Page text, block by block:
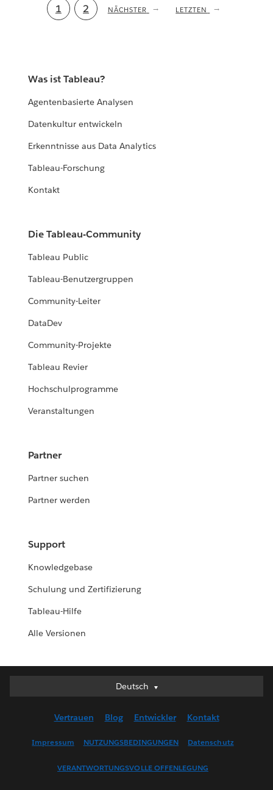
Aktuelle
1 Seite
2
NÄCHSTE
NÄCHSTER
LETZTE
LETZTEN
Was ist Tableau?
Agentenbasierte Analysen
Datenkultur entwickeln
Erkenntnisse aus Data Analytics
Tableau-Forschung
Kontakt
Die Tableau-Community
Tableau Public
Tableau-Benutzergruppen
Community-Leiter
DataDev
Community-Projekte
Tableau Revier
Hochschulprogramme
Veranstaltungen
Partner
Partner suchen
Partner werden
Support
Knowledgebase
Schulung und Zertifizierung
Tableau-Hilfe
Alle Versionen
Deutsch
Deutsch
English (US)
Français (France)
Vertrauen Blog Entwickler Kontakt
Impressum NUTZUNGSBEDINGUNGEN Datenschutz
VERANTWORTUNGSVOLLE OFFENLEGUNG